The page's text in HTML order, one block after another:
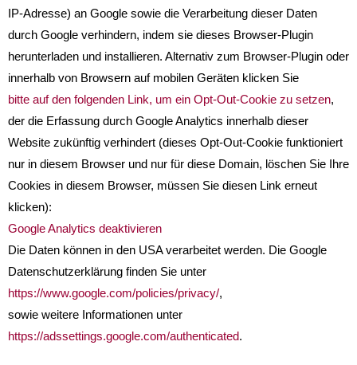
IP-Adresse) an Google sowie die Verarbeitung dieser Daten
durch Google verhindern, indem sie dieses Browser-Plugin
herunterladen und installieren. Alternativ zum Browser-Plugin oder
innerhalb von Browsern auf mobilen Geräten klicken Sie
bitte auf den folgenden Link, um ein Opt-Out-Cookie zu setzen,
der die Erfassung durch Google Analytics innerhalb dieser
Website zukünftig verhindert (dieses Opt-Out-Cookie funktioniert
nur in diesem Browser und nur für diese Domain, löschen Sie Ihre
Cookies in diesem Browser, müssen Sie diesen Link erneut
klicken):
Google Analytics deaktivieren
Die Daten können in den USA verarbeitet werden. Die Google
Datenschutzerklärung finden Sie unter
https://www.google.com/policies/privacy/,
sowie weitere Informationen unter
https://adssettings.google.com/authenticated.